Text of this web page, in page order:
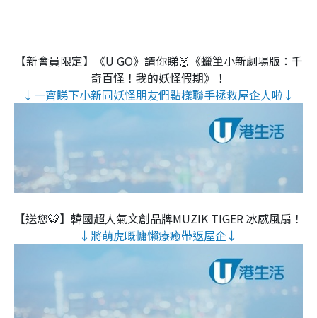
【新會員限定】《U GO》請你睇👹《蠟筆小新劇場版：千
奇百怪！我的妖怪假期》！
↓一齊睇下小新同妖怪朋友們點樣聯手拯救屋企人啦↓
【送您🐯】韓國超人氣文創品牌MUZIK TIGER 冰感風扇！
↓將萌虎嘅慵懶療癒帶返屋企↓